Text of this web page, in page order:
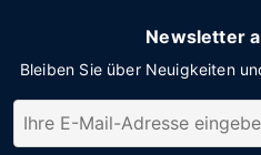
Newsletter
Bleiben Sie über Neuigkeiten